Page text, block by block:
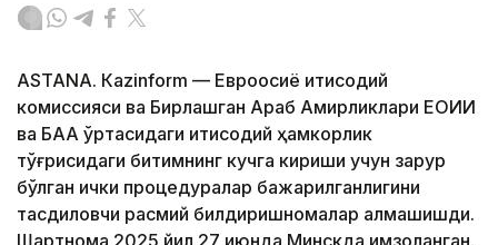
ASTANА. Кazinform — Евроосиё иқтисодий
комиссияси ва Бирлашган Араб Амирликлари ЕОИИ
ва БАА ўртасидаги иқтисодий ҳамкорлик
тўғрисидаги битимнинг кучга кириши учун зарур
бўлган ички процедуралар бажарилганлигини
тасдиқловчи расмий билдиришномалар алмашишди.